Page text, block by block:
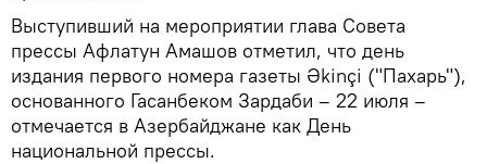
Выступивший на мероприятии глава Совета
прессы Афлатун Амашов отметил, что день
издания первого номера газеты Əkinçi ("Пахарь"),
основанного Гасанбеком Зардаби – 22 июля –
отмечается в Азербайджане как День
национальной прессы.